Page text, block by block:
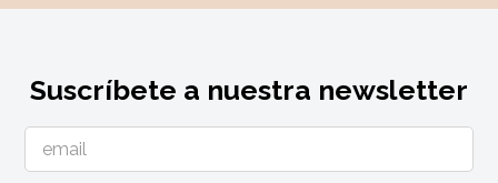
Suscríbete a nuestra newsletter